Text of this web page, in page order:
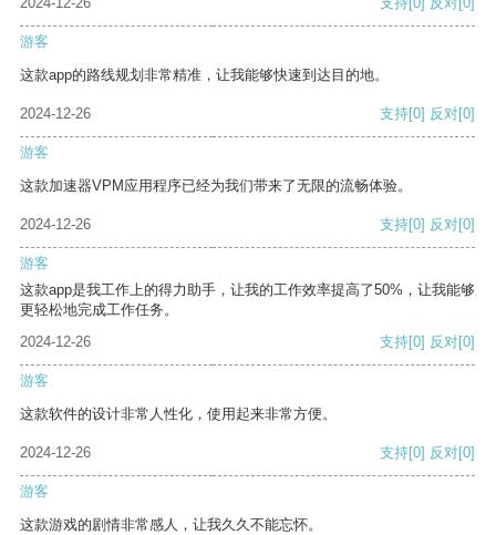
游客
这款app的路线规划非常精准，让我能够快速到达目的地。
2024-12-26 支持[0] 反对[0]
游客
这款加速器VPM应用程序已经为我们带来了无限的流畅体验。
2024-12-26 支持[0] 反对[0]
游客
这款app是我工作上的得力助手，让我的工作效率提高了50%，让我能够
更轻松地完成工作任务。
2024-12-26
支持[0] 反对[0]
游客
这款软件的设计非常人性化，使用起来非常方便。
2024-12-26 支持[0] 反对[0]
游客
这款游戏的剧情非常感人，让我久久不能忘怀。